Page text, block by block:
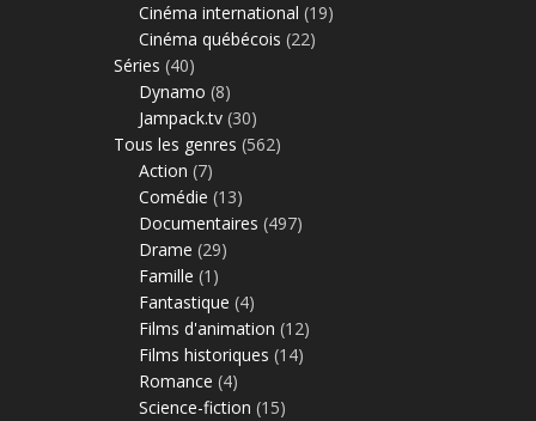
Cinéma international (19)
Cinéma québécois (22)
Séries (40)
Dynamo (8)
Jampack.tv (30)
Tous les genres (562)
Action (7)
Comédie (13)
Documentaires (497)
Drame (29)
Famille (1)
Fantastique (4)
Films d'animation (12)
Films historiques (14)
Romance (4)
Science-fiction (15)